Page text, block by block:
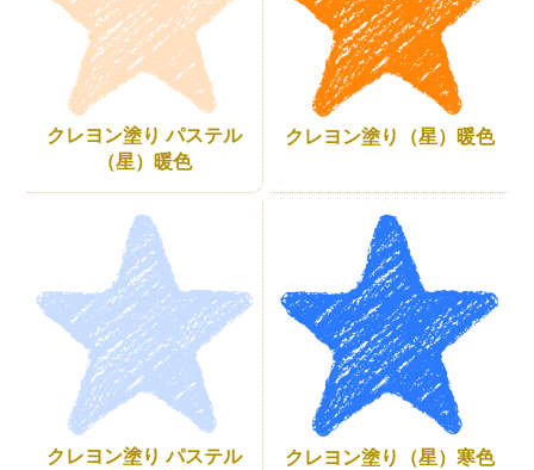
クレヨン塗り パステル
（星）暖色
クレヨン塗り（星）暖色
クレヨン塗り パステル
クレヨン塗り（星）寒色